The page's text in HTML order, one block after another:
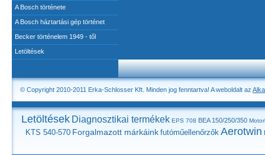
A Bosch története
A Bosch háztartási gép történet
Becker történelem 1949 - től
Letöltések
© Copyright 2010-2011 Erka-Schlosser Kft. Minden jog fenntartva! A weboldalt az
Letöltések Diagnosztikai termékek EPS 708 BEA 150/250/350
KTS 540-570 Forgalmazott márkáink futóműellenőrzők Aerotwin